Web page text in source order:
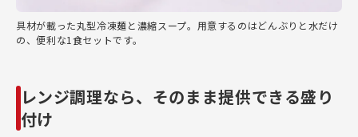
具材が載った丸型冷凍麺と濃縮スープ。用意するのはどんぶりと水だけ
の、便利な1食セットです。
レンジ調理なら、そのまま提供できる盛り
付け